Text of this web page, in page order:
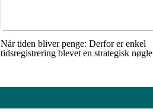
Når tiden bliver penge: Derfor er enkel
tidsregistrering blevet en strategisk nøgle